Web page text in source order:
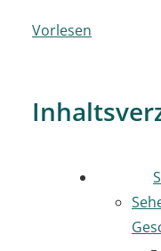
Vorlesen